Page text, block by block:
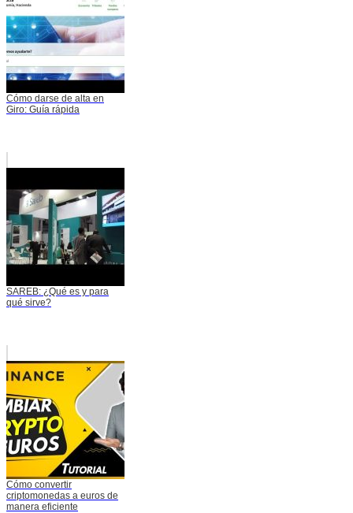
Cómo darse de alta en
Giro: Guía rápida
SAREB: ¿Qué es y para
qué sirve?
Cómo convertir
criptomonedas a euros de
manera eficiente